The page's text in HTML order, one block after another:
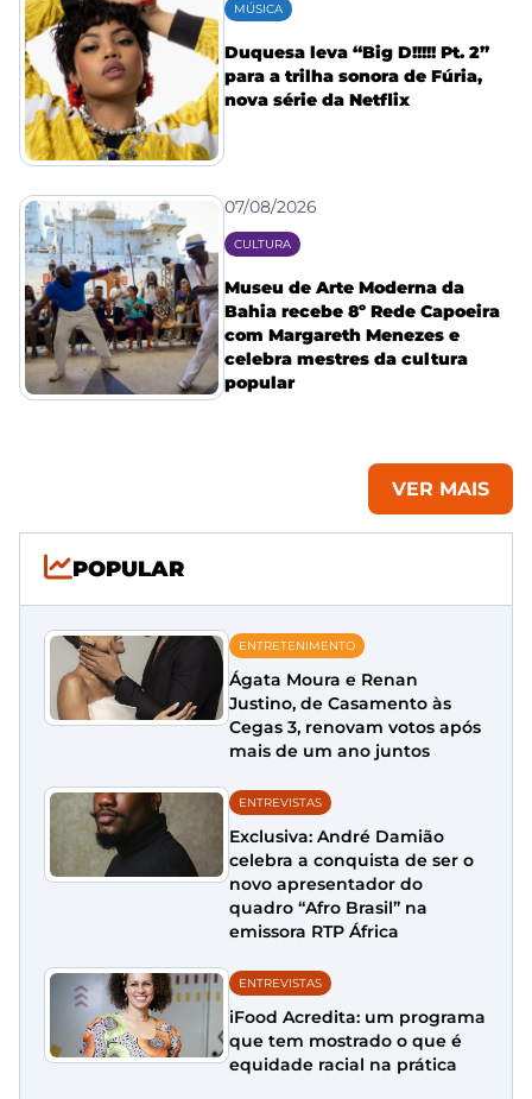
MÚSICA
Duquesa leva “Big D!!!!! Pt. 2”
para a trilha sonora de Fúria,
nova série da Netflix
07/08/2026
CULTURA
Museu de Arte Moderna da
Bahia recebe 8º Rede Capoeira
com Margareth Menezes e
celebra mestres da cultura
popular
VER MAIS
POPULAR
ENTRETENIMENTO
Ágata Moura e Renan
Justino, de Casamento às
Cegas 3, renovam votos após
mais de um ano juntos
ENTREVISTAS
Exclusiva: André Damião
celebra a conquista de ser o
novo apresentador do
quadro “Afro Brasil” na
emissora RTP África
ENTREVISTAS
iFood Acredita: um programa
que tem mostrado o que é
equidade racial na prática